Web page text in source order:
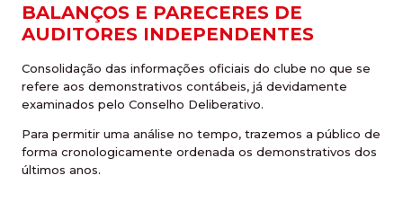
BALANÇOS E PARECERES DE
AUDITORES INDEPENDENTES
Consolidação das informações oficiais do clube no que se
refere aos demonstrativos contábeis, já devidamente
examinados pelo Conselho Deliberativo.
Para permitir uma análise no tempo, trazemos a público de
forma cronologicamente ordenada os demonstrativos dos
últimos anos.